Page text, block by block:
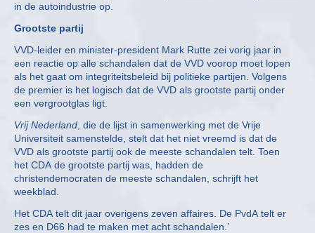
in de autoindustrie op.
Grootste partij
VVD-leider en minister-president Mark Rutte zei vorig jaar in
een reactie op alle schandalen dat de VVD voorop moet lopen
als het gaat om integriteitsbeleid bij politieke partijen. Volgens
de premier is het logisch dat de VVD als grootste partij onder
een vergrootglas ligt.
Vrij Nederland , die de lijst in samenwerking met de Vrije
Universiteit samenstelde, stelt dat het niet vreemd is dat de
VVD als grootste partij ook de meeste schandalen telt. Toen
het CDA de grootste partij was, hadden de
christendemocraten de meeste schandalen, schrijft het
weekblad.
Het CDA telt dit jaar overigens zeven affaires. De PvdA telt er
zes en D66 had te maken met acht schandalen.’